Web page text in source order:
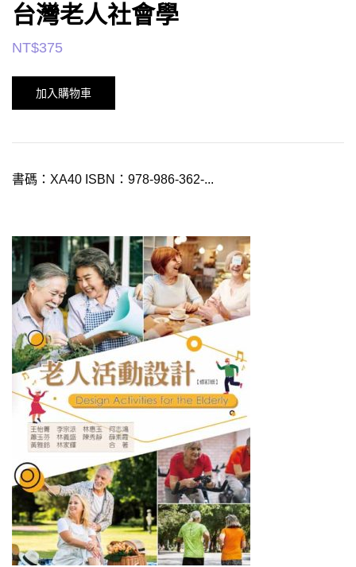
台灣老人社會學
NT$375
加入購物車
書碼：XA40 ISBN：978-986-362-...